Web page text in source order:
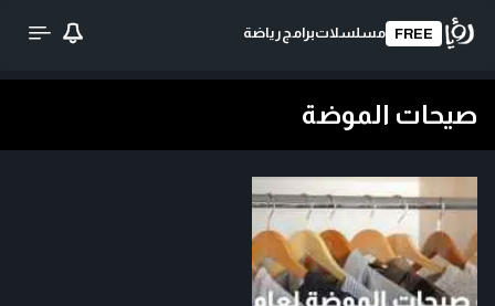
FREE مسلسلاتبرامج رياضة
صيحات الموضة